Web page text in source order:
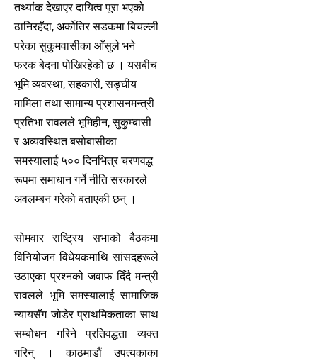
तथ्यांक देखाएर दायित्व पूरा भएको
ठानिरहँदा, अर्कोतिर सडकमा बिचल्ली
परेका सुकुमवासीका आँसुले भने
फरक बेदना पोखिरहेको छ । यसबीच
भूमि व्यवस्था, सहकारी, सङ्घीय
मामिला तथा सामान्य प्रशासनमन्त्री
प्रतिभा रावलले भूमिहीन, सुकुम्बासी
र अव्यवस्थित बसोबासीका
समस्यालाई ५०० दिनभित्र चरणवद्ध
रूपमा समाधान गर्ने नीति सरकारले
अवलम्बन गरेको बताएकी छन् ।
सोमवार राष्ट्रिय सभाको बैठकमा
विनियोजन विधेयकमाथि सांसदहरूले
उठाएका प्रश्नको जवाफ दिँदै मन्त्री
रावलले भूमि समस्यालाई सामाजिक
न्यायसँग जोडेर प्राथमिकताका साथ
सम्बोधन गरिने प्रतिवद्धता व्यक्त
गरिन् । काठमाडौं उपत्यकाका